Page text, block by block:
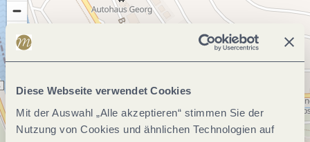
Diese Webseite verwendet Cookies
Mit der Auswahl „Alle akzeptieren“ stimmen Sie der
Nutzung von Cookies und ähnlichen Technologien auf